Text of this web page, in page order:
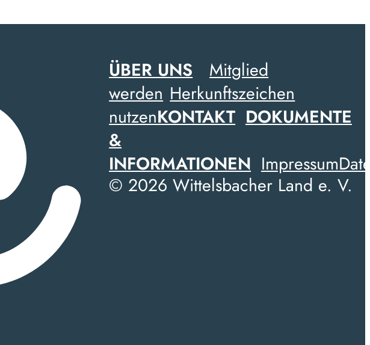
ÜBER UNS
Mitglied
werden Herkunftszeichen
nutzenKONTAKT DOKUMENTE
&
INFORMATIONEN Impressum
© 2026 Wittelsbacher Land e. V.